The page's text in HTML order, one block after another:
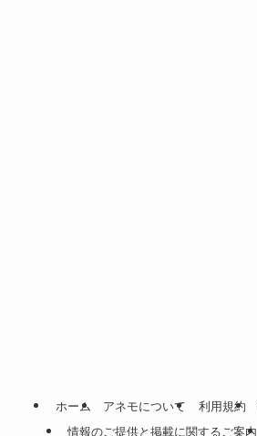
ホーム アネモについて 利用規約
情報のご提供と掲載に関するご案内